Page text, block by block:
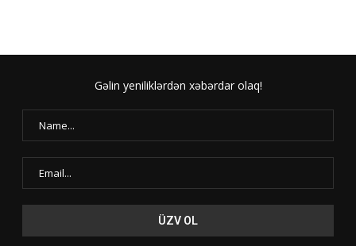
Gəlin yeniliklərdən xəbərdar olaq!